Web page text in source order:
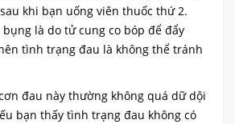
khi bạn uống viên thuốc thứ 2.
là do tử cung co bóp để đẩy
tình trạng đau là không thể tránh
đau này thường không quá dữ dội
bạn thấy tình trạng đau không có